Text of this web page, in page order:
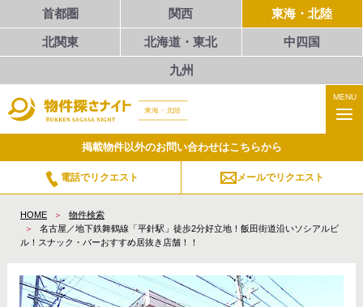
首都圏 関西 東海・北陸
北関東 北海道・東北 中四国
九州
東海・北陸
MENU
掲載物件以外のお問い合わせはこちらから
電話でリクエスト メールでリクエスト
HOME
物件検索
名古屋／地下鉄舞鶴線「平針駅」徒歩2分好立地！飯田街道沿いソシアルビ
ル！スナック・バーおすすめ居抜き店舗！！